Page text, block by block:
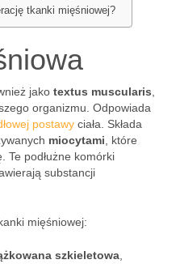
tkanki mięśniowej?
jako textus muscularis
organizmu. Odpowiada
postawy ciała. Składa
miocytami , które
Te podłużne komórki
substancji
mięśniowej:
szkieletowa